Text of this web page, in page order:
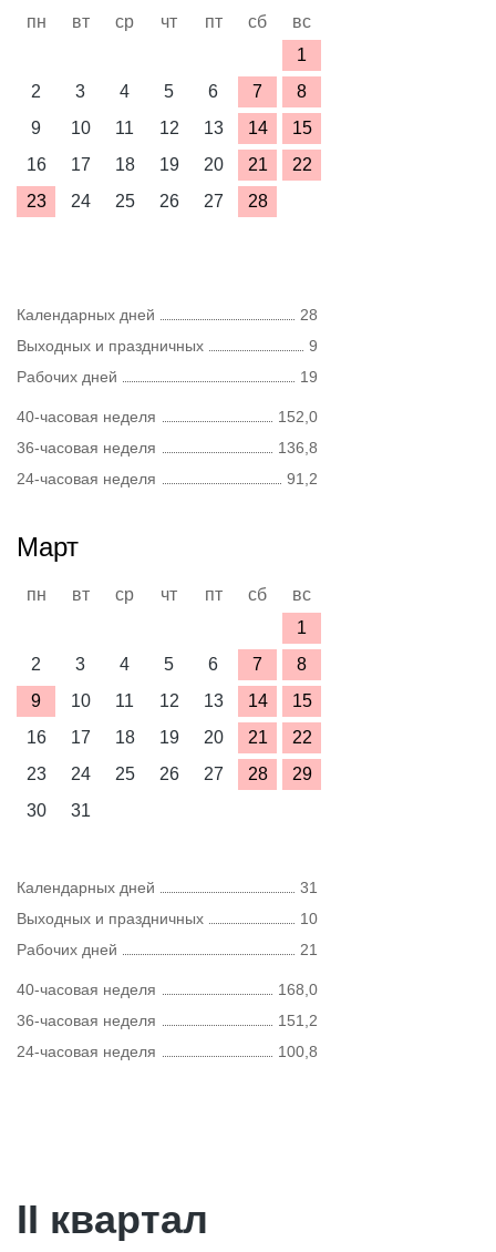
пн вт ср чт пт сб
вс
1
2
3 4 5 6 7
8
9
10 11 12 13 14
15
16
17 18 19 20 21
22
23
24 25 26 27 28
Календарных дней
28
Выходных и праздничных
9
Рабочих дней
19
40-часовая неделя
152,0
36-часовая неделя
136,8
24-часовая неделя
91,2
Март
пн вт ср чт пт сб
вс
1
2
3 4 5 6 7
8
9
10 11 12 13 14
15
16
17 18 19 20 21
22
23
24 25 26 27 28
29
30
31
Календарных дней
31
Выходных и праздничных
10
Рабочих дней
21
40-часовая неделя
168,0
36-часовая неделя
151,2
24-часовая неделя
100,8
II квартал